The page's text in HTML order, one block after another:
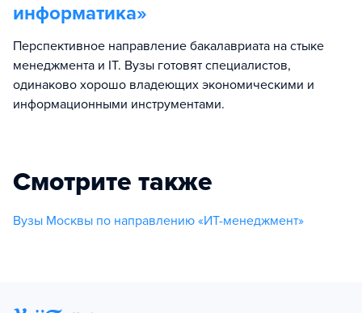
информатика»
Перспективное направление бакалавриата на стыке
менеджмента и IT. Вузы готовят специалистов,
одинаково хорошо владеющих экономическими и
информационными инструментами.
Смотрите также
Вузы Москвы по направлению «ИТ-менеджмент»